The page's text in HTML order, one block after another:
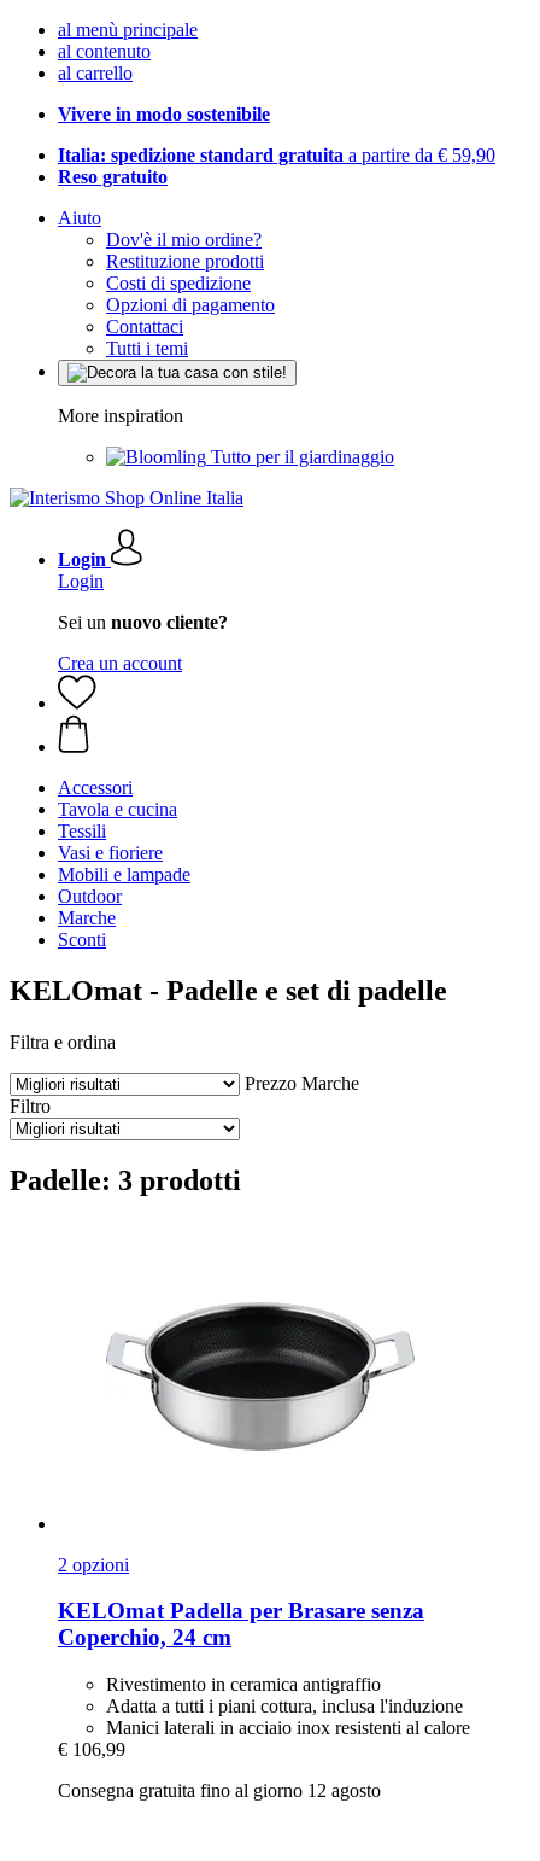
al menù principale
al contenuto
al carrello
Vivere in modo sostenibile
Italia: spedizione standard gratuita a partire da € 59,90
Reso gratuito
Aiuto
Dov'è il mio ordine?
Restituzione prodotti
Costi di spedizione
Opzioni di pagamento
Contattaci
Tutti i temi
More inspiration
Tutto per il giardinaggio
Login
Login
Sei un nuovo cliente?
Crea un account
Accessori
Tavola e cucina
Tessili
Vasi e fioriere
Mobili e lampade
Outdoor
Marche
Sconti
KELOmat - Padelle e set di padelle
Filtra e ordina
Prezzo Marche
Filtro
Padelle: 3 prodotti
2 opzioni
KELOmatPadella per Brasare senza
Coperchio, 24 cm
Rivestimento in ceramica antigraffio
Adatta a tutti i piani cottura, inclusa l'induzione
Manici laterali in acciaio inox resistenti al calore
€ 106,99
Consegna gratuita fino al giorno 12 agosto